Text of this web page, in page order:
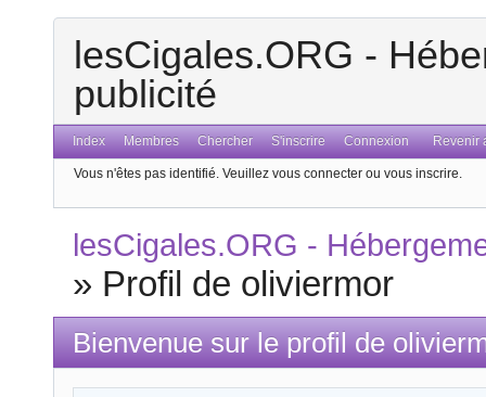
lesCigales.ORG -
publicité
Index Membres Chercher S'inscrire Connexion Revenir
Vous n'êtes pas identifié. Veuillez vous connecter ou vous inscrire.
lesCigales.ORG -
» Profil de oliviermor
Bienvenue sur le profil de